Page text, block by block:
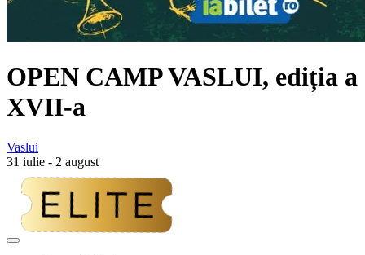
OPEN CAMP VASLUI, ediția a
XVII-a
Vaslui
31 iulie - 2 august
Adaugă